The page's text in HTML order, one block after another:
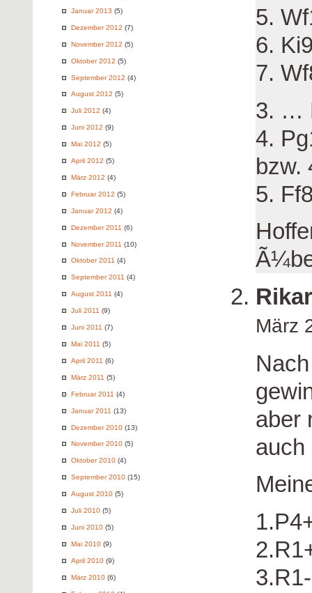
Januar 2013 (5)
Dezember 2012 (7)
November 2012 (5)
Oktober 2012 (5)
September 2012 (4)
August 2012 (5)
Juli 2012 (4)
Juni 2012 (9)
Mai 2012 (5)
April 2012 (5)
März 2012 (4)
Februar 2012 (5)
Januar 2012 (4)
Dezember 2011 (6)
November 2011 (10)
Oktober 2011 (4)
September 2011 (4)
August 2011 (4)
Juli 2011 (9)
Juni 2011 (7)
Mai 2011 (5)
April 2011 (6)
März 2011 (5)
Februar 2011 (4)
Januar 2011 (13)
Dezember 2010 (13)
November 2010 (5)
Oktober 2010 (4)
September 2010 (15)
August 2010 (5)
Juli 2010 (5)
Juni 2010 (5)
Mai 2010 (9)
April 2010 (9)
März 2010 (6)
5.
6.
7.
3. …
4.
bzw.
5.
März
aber
auch